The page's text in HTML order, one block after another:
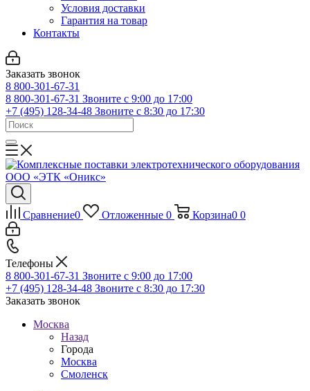
Условия доставки
Гарантия на товар
Контакты
Заказать звонок
8 800-301-67-31
8 800-301-67-31 Звоните с 9:00 до 17:00
+7 (495) 128-34-48 Звоните с 8:30 до 17:30
Сравнение0 Отложенные 0 Корзина0 0
Телефоны
8 800-301-67-31 Звоните с 9:00 до 17:00
+7 (495) 128-34-48 Звоните с 8:30 до 17:30
Заказать звонок
Москва
Назад
Города
Москва
Смоленск